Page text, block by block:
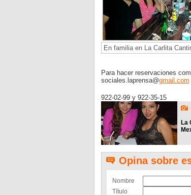
En familia en La Carlita
Para hacer reservaciones
sociales.laprensa@gmail.com
922-02-99 y 922-35-15
La
Opina sobre
Nombre
Título